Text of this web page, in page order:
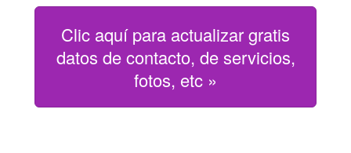
Clic aquí para actualizar gratis
datos de contacto, de servicios,
fotos, etc »